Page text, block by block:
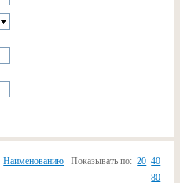
Наименованию Показывать по: 20 40
80